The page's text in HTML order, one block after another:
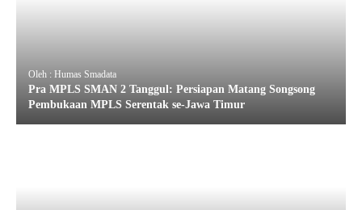
Oleh : Humas Smadata
Pra MPLS SMAN 2 Tanggul: Persiapan Matang Songsong
Pembukaan MPLS Serentak se-Jawa Timur